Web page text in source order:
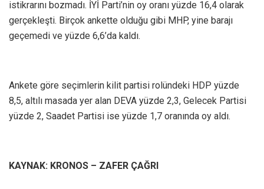
istikrarını bozmadı. İYİ Parti’nin oy oranı yüzde 16,4 olarak
gerçekleşti. Birçok ankette olduğu gibi MHP, yine barajı
geçemedi ve yüzde 6,6’da kaldı.
Ankete göre seçimlerin kilit partisi rolündeki HDP yüzde
8,5, altılı masada yer alan DEVA yüzde 2,3, Gelecek Partisi
yüzde 2, Saadet Partisi ise yüzde 1,7 oranında oy aldı.
KAYNAK: KRONOS – ZAFER ÇAĞRI